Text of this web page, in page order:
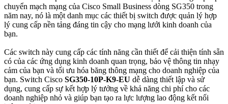
chuyển mạch mạng của Cisco Small Business dòng SG350 trong
năm nay, nó là một danh mục các thiết bị switch được quản lý hợp
lý cung cấp nền tảng đáng tin cậy cho mạng lưới kinh doanh của
bạn.
Các switch này cung cấp các tính năng cần thiết để cải thiện tính sẵn
có của các ứng dụng kinh doanh quan trọng, bảo vệ thông tin nhạy
cảm của bạn và tối ưu hóa băng thông mạng cho doanh nghiệp của
bạn. Switch Cisco SG350-10P-K9-EU dễ dàng thiết lập và sử
dụng, cung cấp sự kết hợp lý tưởng về khả năng chi phí cho các
doanh nghiệp nhỏ và giúp bạn tạo ra lực lượng lao động kết nối